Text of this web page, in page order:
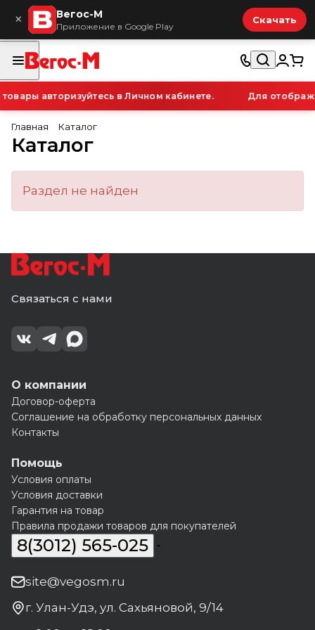
× Вегос-М
Приложение в Google Play
Скачать
авторизуйтесь в Личном кабинете. Для
Главная Каталог
Каталог
Раздел не найден
Связаться с нами
О компании
Договор-оферта
Соглашение на обработку персональных данных
Контакты
Помощь
Условия оплаты
Условия доставки
Гарантия на товар
Правила продажи товаров для покупателей
8(3012) 565-025
site@vegosm.ru
г. Улан-Удэ, ул. Сахьяновой, 9/14